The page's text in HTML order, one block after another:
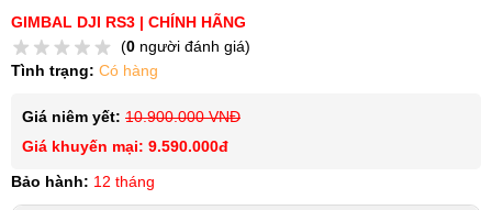
GIMBAL DJI RS3 | CHÍNH HÃNG
(0 người đánh giá)
Tình trạng: Có hàng
Giá niêm yết: 10.900.000 VNĐ
Giá khuyến mại: 9.590.000đ
Bảo hành: 12 tháng